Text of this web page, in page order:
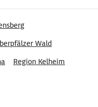
Wald
Region Kelheim